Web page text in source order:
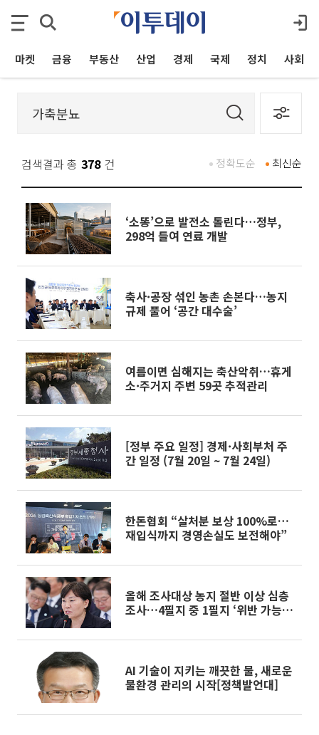
마켓 금융 부동산 산업 경제 국제 정치 사회
검색결과 총 378 건 최신순
정확도순
‘소똥’으로 발전소 돌린다…정부,
298억 들여 연료 개발
축사·공장 섞인 농촌 손본다…농지
규제 풀어 ‘공간 대수술’
여름이면 심해지는 축산악취…휴게
소·주거지 주변 59곳 추적관리
[정부 주요 일정] 경제·사회부처 주
간 일정 (7월 20일 ~ 7월 24일)
한돈협회 “살처분 보상 100%로…
재입식까지 경영손실도 보전해야”
올해 조사대상 농지 절반 이상 심층
조사…4필지 중 1필지 ‘위반 가능
AI 기술이 지키는 깨끗한 물, 새로운
물환경 관리의 시작[정책발언대]